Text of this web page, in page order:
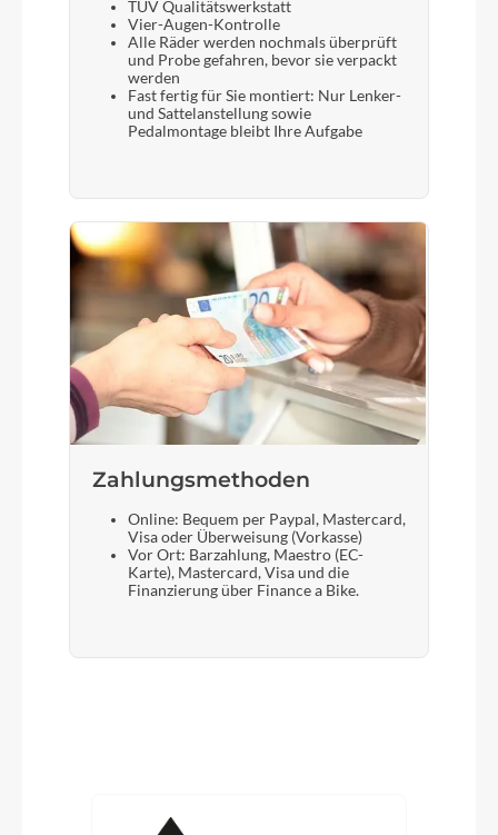
TÜV Qualitätswerkstatt
Vier-Augen-Kontrolle
Alle Räder werden nochmals überprüft
und Probe gefahren, bevor sie verpackt
werden
Fast fertig für Sie montiert: Nur Lenker-
und Sattelanstellung sowie
Pedalmontage bleibt Ihre Aufgabe
Zahlungsmethoden
Online: Bequem per Paypal, Mastercard,
Visa oder Überweisung (Vorkasse)
Vor Ort: Barzahlung, Maestro (EC-
Karte), Mastercard, Visa und die
Finanzierung über Finance a Bike.